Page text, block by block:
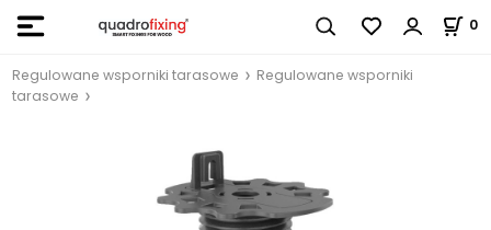
0
Regulowane wsporniki tarasowe
Regulowane wsporniki
tarasowe